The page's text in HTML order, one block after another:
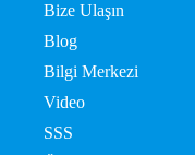
Bize Ulaşın
Blog
Bilgi Merkezi
Video
SSS